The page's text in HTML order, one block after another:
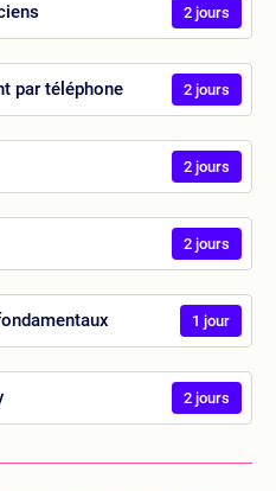
2 jours
par téléphone 2 jours
2 jours
2 jours
1 jour
2 jours